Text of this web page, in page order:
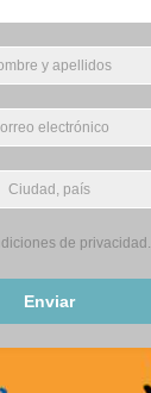
* de privacidad.
Enviar